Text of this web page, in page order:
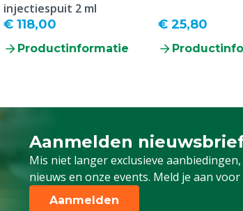
injectiespuit 2 ml
€ 118,00
Productinformatie
€ 25,80
Aanmelden
Mis niet langer exclusieve
nieuws en onze events. Meld je aan
Schrijf je in voor onze
Aanmelden